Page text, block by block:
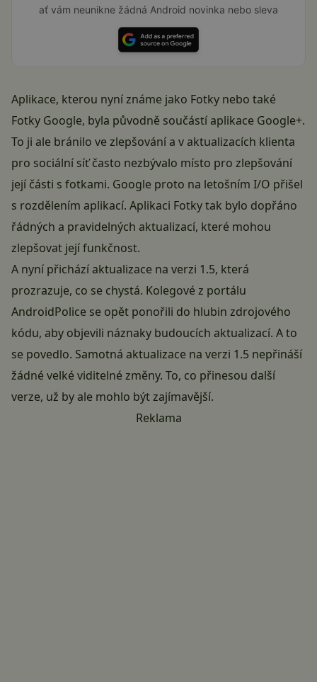
ať vám neunikne žádná Android novinka nebo sleva
Aplikace, kterou nyní známe jako Fotky nebo také
Fotky Google, byla původně součástí aplikace Google+.
To ji ale bránilo ve zlepšování a v aktualizacích klienta
pro sociální síť často nezbývalo místo pro zlepšování
její části s fotkami. Google proto na letošním I/O přišel
s rozdělením aplikací. Aplikaci Fotky tak bylo dopřáno
řádných a pravidelných aktualizací, které mohou
zlepšovat její funkčnost.
A nyní přichází aktualizace na verzi 1.5, která
prozrazuje, co se chystá. Kolegové z portálu
AndroidPolice se opět ponořili do hlubin zdrojového
kódu, aby objevili náznaky budoucích aktualizací. A to
se povedlo. Samotná aktualizace na verzi 1.5 nepřináší
žádné velké viditelné změny. To, co přinesou další
verze, už by ale mohlo být zajímavější.
Reklama